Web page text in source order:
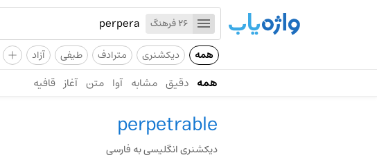
26 فرهنگ
همه دیکشنری مترادف طیفی آزاد +
همه دقیق مشابه آوا متن آغاز قافیه
perpetrable
دیکشنری انگلیسی به فارسی